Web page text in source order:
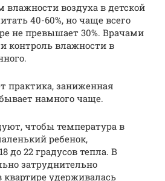
воздуха в детской
40-60%, но чаще всего
не превышает 30%. Врачами
контроль влажности в
практика, заниженная
намного чаще.
чтобы температура в
ребенок,
до 22 градусов тепла. В
затруднительно
квартире удерживалась